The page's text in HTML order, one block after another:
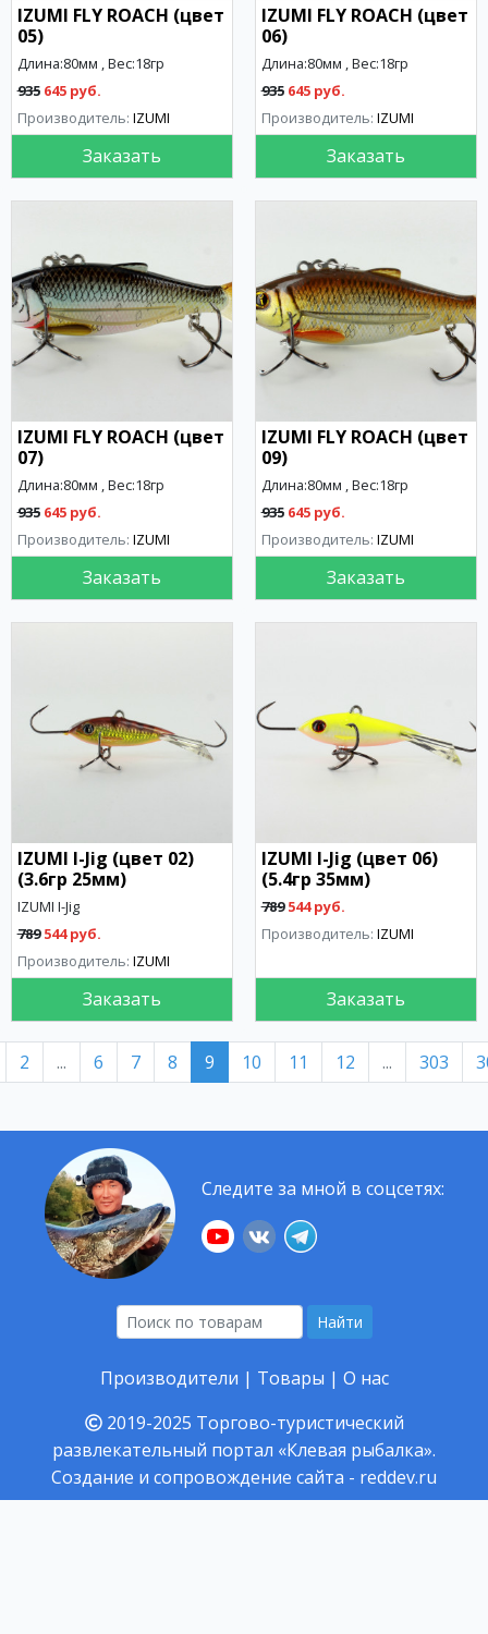
IZUMI FLY ROACH (цвет
05)
Длина:80мм , Вес:18гр
935 645 руб.
Производитель: IZUMI
Заказать
IZUMI FLY ROACH (цвет
06)
Длина:80мм , Вес:18гр
935 645 руб.
Производитель: IZUMI
Заказать
IZUMI FLY ROACH (цвет
07)
Длина:80мм , Вес:18гр
935 645 руб.
Производитель: IZUMI
Заказать
IZUMI FLY ROACH (цвет
09)
Длина:80мм , Вес:18гр
935 645 руб.
Производитель: IZUMI
Заказать
IZUMI I-Jig (цвет 02)
(3.6гр 25мм)
IZUMI I-Jig
789 544 руб.
Производитель: IZUMI
Заказать
IZUMI I-Jig (цвет 06)
(5.4гр 35мм)
789 544 руб.
Производитель: IZUMI
Заказать
2 ... 6 7 8 9 10 11 12 ... 303
Следите за мной в соцсетях:
Найти
Производители | Товары | О нас
2019-2025 Торгово-туристический
развлекательный портал «Клевая рыбалка».
Создание и сопровождение сайта - reddev.ru